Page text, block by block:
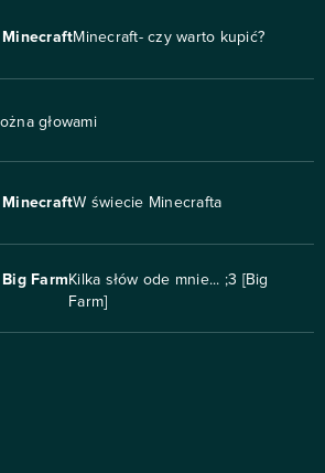
MinecraftMinecraft- czy warto kupić?
głowami
MinecraftW świecie Minecrafta
Big Farm Kilka słów ode mnie... ;3 [Big
Farm]